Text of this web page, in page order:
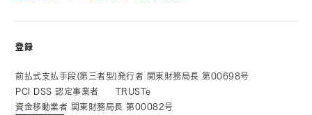
登録
前払式支払手段(第三者型)発行者 関東財務局長 第00698号
PCI DSS 認定事業者
TRUSTe
資金移動業者 関東財務局長 第00082号